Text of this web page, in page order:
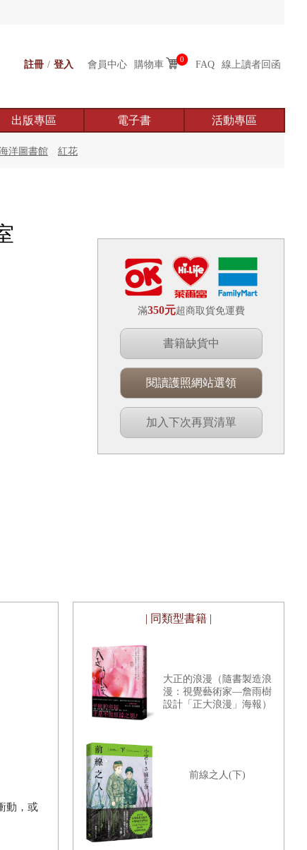
註冊 / 登入 會員中心 購物車 0 FAQ 線上讀者回函
出版專區 電子書 活動專區
洋圖書館 紅花
滿350元超商取貨免運費
書籍缺貨中
閱讀護照網站選領
加入下次再買清單
動，或
| 同類型書籍 |
大正的浪漫（隨書製造浪
漫：視覺藝術家—詹雨樹
設計「正大浪漫」海報）
前線之人(下)